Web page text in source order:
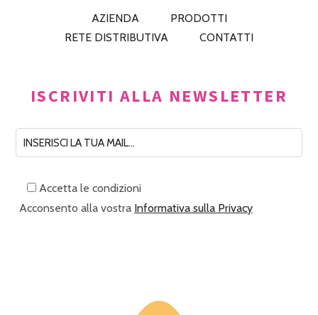
AZIENDA
PRODOTTI
RETE DISTRIBUTIVA
CONTATTI
ISCRIVITI ALLA NEWSLETTER
Accetta le condizioni
Acconsento alla vostra Informativa sulla Privacy